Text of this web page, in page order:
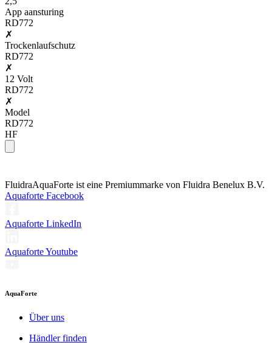
App aansturing
RD772
✗
Trockenlaufschutz
RD772
✗
12 Volt
RD772
✗
Model
RD772
HF
FluidraAquaForte ist eine Premiummarke von Fluidra Benelux B.V.
Aquaforte Facebook
Aquaforte LinkedIn
Aquaforte Youtube
AquaForte
Über uns
Händler finden